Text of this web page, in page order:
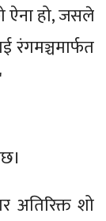
ऐना हो, जसले
रंगमञ्चमार्फत
अतिरिक्त शो